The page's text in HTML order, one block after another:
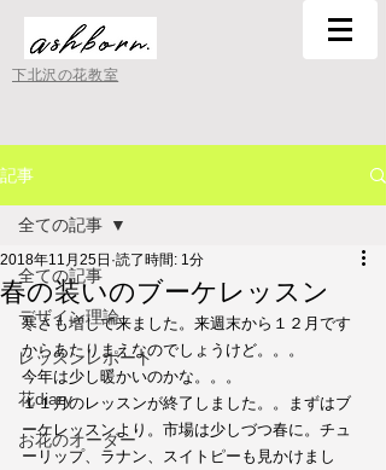
下北沢の花教室
記事
全ての記事
デザイン理論
レッスンレポート
花diary
お花のオーダー
全ての記事
春の装いのブーケレッスン
2018年11月25日 読了時間: 1分
寒さも増して来ました。来週末から１２月です
からあたりまえなのでしょうけど。。。
今年は少し暖かいのかな。。。
１１月のレッスンが終了しました。。まずはブ
ーケレッスンより。市場は少しづつ春に。チュ
ーリップ、ラナン、スイトピーも見かけまし